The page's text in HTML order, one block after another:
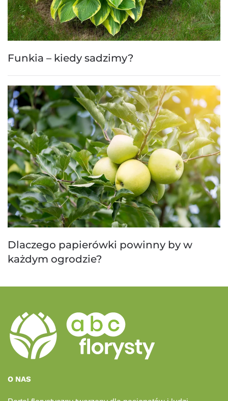
Funkia – kiedy sadzimy?
Dlaczego papierówki powinny by w
każdym ogrodzie?
O NAS